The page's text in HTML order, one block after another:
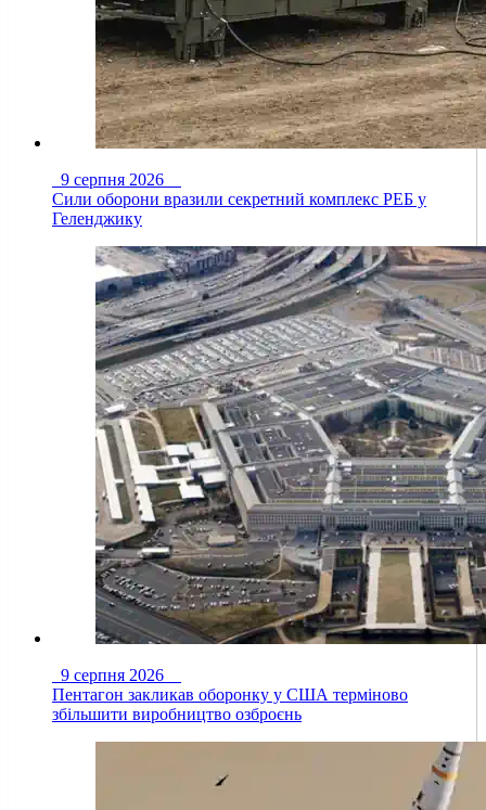
9 серпня 2026
Сили оборони вразили секретний комплекс РЕБ у
Геленджику
9 серпня 2026
Пентагон закликав оборонку у США терміново
збільшити виробництво озброєнь